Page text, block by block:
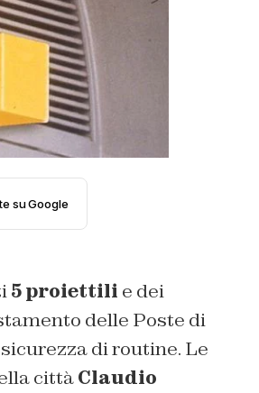
su Google
5 proiettili e dei
delle Poste di
di routine. Le
cittàClaudio